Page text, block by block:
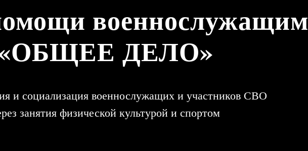
военнослужащим
ДЕЛО»
и социализация военнослужащих и участников СВО
занятия физической культурой и спортом